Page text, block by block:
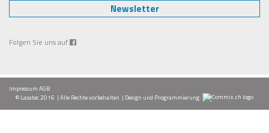
Newsletter
Folgen Sie uns auf
Impressum AGB
© Lasatec 2016 | Alle Rechte vorbehalten | Design und Programmierung: